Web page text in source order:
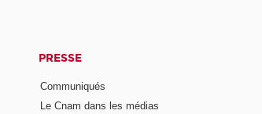
PRESSE
Communiqués
Le Cnam dans les médias